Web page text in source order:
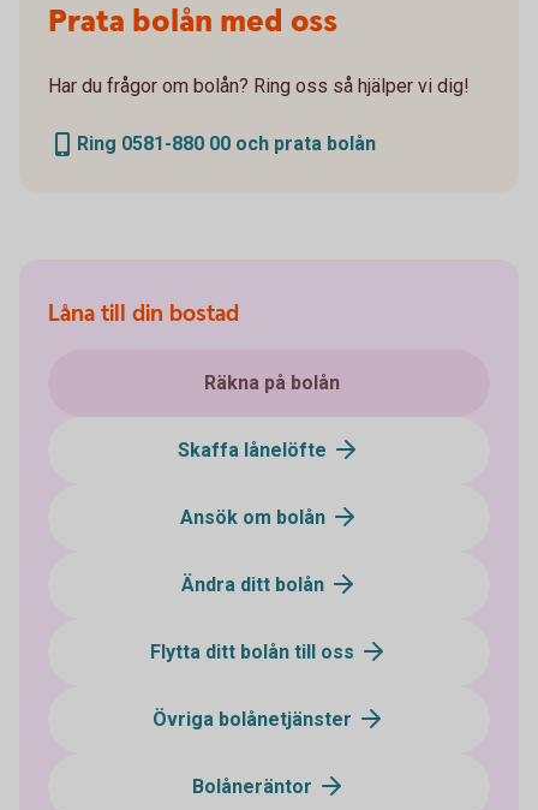
Prata bolån med oss
Har du frågor om bolån? Ring oss så hjälper vi dig!
Ring 0581-880 00 och prata bolån
Låna till din bostad
Räkna på bolån
Skaffa lånelöfte
Ansök om bolån
Ändra ditt bolån
Flytta ditt bolån till oss
Övriga bolånetjänster
Bolåneräntor